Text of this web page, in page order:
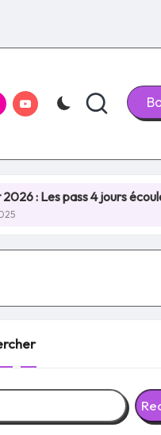
youtube.com
4 jours écoulés en